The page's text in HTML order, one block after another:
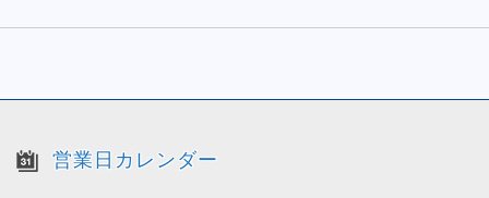
営業日カレンダー